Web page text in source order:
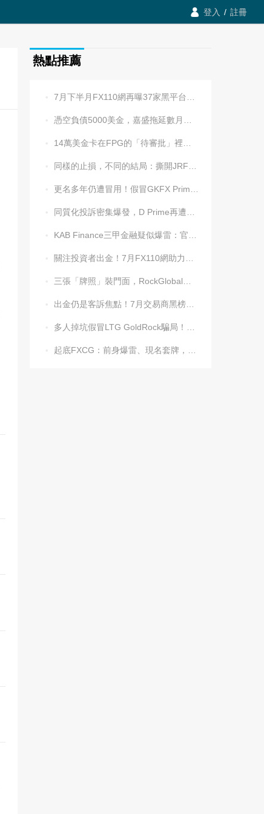
 登入 / 註冊
熱點推薦
7月下半月FX110網再曝37家黑平台，多家疑為同一團伙操控
憑空負債5000美金，嘉盛拖延數月後封號！老牌平台耍流氓更令人心寒
14萬美金卡在FPG的「待審批」裡逾兩週，平台全線冷處理
同樣的止損，不同的結局：撕開JRFX金榮環球定向滑點的遮羞布
更名多年仍遭冒用！假冒GKFX Prime捷凱金融，又來了！
同質化投訴密集爆發，D Prime再遭實名舉報：超3.2萬美元遭無理扣押
KAB Finance三甲金融疑似爆雷：官網癱瘓、業務員失聯、出金遇阻
關注投資者出金！7月FX110網助力追回資金1202.5萬元
三張「牌照」裝門面，RockGlobal收割起來毫不手軟
出金仍是客訴焦點！7月交易商黑榜名單發布
多人掉坑假冒LTG GoldRock騙局！平台本尊曾被清算，受害者同樣不計其數
起底FXCG：前身爆雷、現名套牌，受害者還在增加